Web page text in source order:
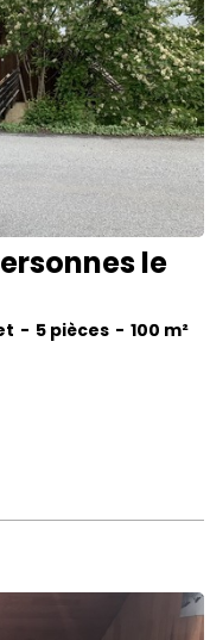
le
5 pièces 100 m²